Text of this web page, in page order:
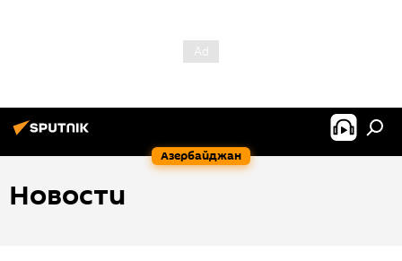
Азербайджан
Новости